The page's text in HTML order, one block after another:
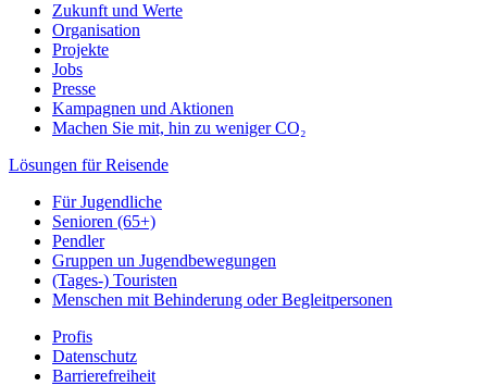
Zukunft und Werte
Organisation
Projekte
Jobs
Presse
Kampagnen und Aktionen
Machen Sie mit, hin zu weniger CO₂
Lösungen für Reisende
Für Jugendliche
Senioren (65+)
Pendler
Gruppen un Jugendbewegungen
(Tages-) Touristen
Menschen mit Behinderung oder Begleitpersonen
Profis
Datenschutz
Barrierefreiheit